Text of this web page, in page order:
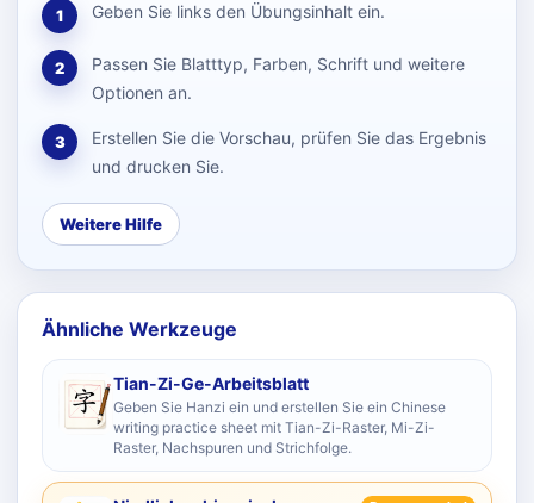
1 Geben Sie links den Übungsinhalt ein.
2
Passen Sie Blatttyp, Farben, Schrift und weitere
Optionen an.
3
Erstellen Sie die Vorschau, prüfen Sie das Ergebnis
und drucken Sie.
Weitere Hilfe
Ähnliche Werkzeuge
Tian-Zi-Ge-Arbeitsblatt
Geben Sie Hanzi ein und erstellen Sie ein Chinese
writing practice sheet mit Tian-Zi-Raster, Mi-Zi-
Raster, Nachspuren und Strichfolge.